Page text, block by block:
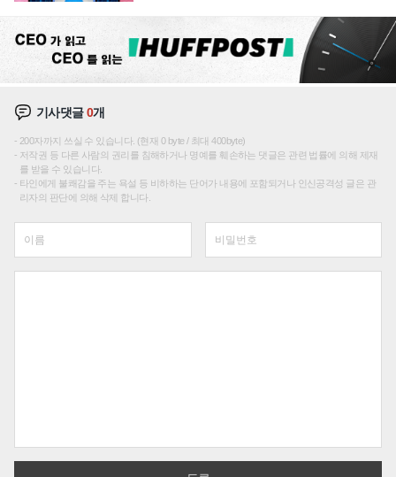
기사댓글0개
200자까지 쓰실 수 있습니다. (현재 0 byte / 최대 400byte)
저작권 등 다른 사람의 권리를 침해하거나 명예를 훼손하는 댓글은 관련 법률에 의해 제재
를 받을 수 있습니다.
타인에게 불쾌감을 주는 욕설 등 비하하는 단어가 내용에 포함되거나 인신공격성 글은 관
리자의 판단에 의해 삭제 합니다.